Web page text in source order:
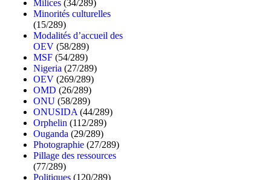
Milices (34/289)
Minorités culturelles
(15/289)
Modalités d’accueil des
OEV (58/289)
MSF (54/289)
Nigeria (27/289)
OEV (269/289)
OMD (26/289)
ONU (58/289)
ONUSIDA (44/289)
Orphelin (112/289)
Ouganda (29/289)
Photographie (27/289)
Pillage des ressources
(77/289)
Politiques (120/289)